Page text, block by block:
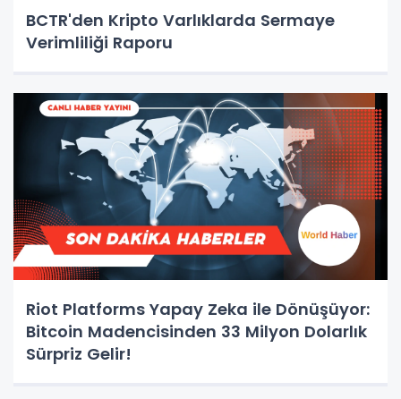
BCTR'den Kripto Varlıklarda Sermaye
Verimliliği Raporu
Riot Platforms Yapay Zeka ile Dönüşüyor:
Bitcoin Madencisinden 33 Milyon Dolarlık
Sürpriz Gelir!